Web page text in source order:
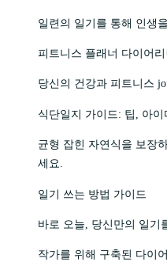
일련의 일기를 통해 인생
피트니스 플래너 다이어
당신의 건강과 피트니스
식단일지 가이드: 팁, 아
균형 잡힌 자연식을 보장
세요.
일기 쓰는 방법 가이드
바로 오늘, 당신만의 일기
작가를 위해 구축된 다이